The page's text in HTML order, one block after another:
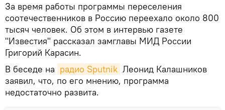
За время работы программы переселения
соотечественников в Россию переехало около 800
тысяч человек. Об этом в интервью газете
"Известия" рассказал замглавы МИД России
Григорий Карасин.
В беседе на радио Sputnik Леонид Калашников
заявил, что, по его мнению, программа
недостаточно развита.